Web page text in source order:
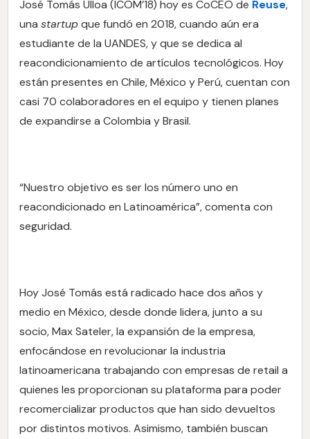
José Tomás Ulloa (ICOM’18) hoy es CoCEO de Reuse,
una startupque fundó en 2018, cuando aún era
estudiante de la UANDES, y que se dedica al
reacondicionamiento de artículos tecnológicos. Hoy
están presentes en Chile, México y Perú, cuentan con
casi 70 colaboradores en el equipo y tienen planes
de expandirse a Colombia y Brasil.
“Nuestro objetivo es ser los número uno en
reacondicionado en Latinoamérica”, comenta con
seguridad.
Hoy José Tomás está radicado hace dos años y
medio en México, desde donde lidera, junto a su
socio, Max Sateler, la expansión de la empresa,
enfocándose en revolucionar la industria
latinoamericana trabajando con empresas de retail a
quienes les proporcionan su plataforma para poder
recomercializar productos que han sido devueltos
por distintos motivos. Asimismo, también buscan